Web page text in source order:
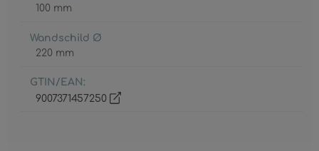
100 mm
Wandschild Ø
220 mm
GTIN/EAN:
9007371457250